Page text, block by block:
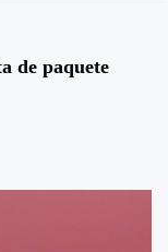
de paquete